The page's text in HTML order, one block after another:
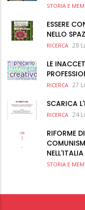
STORIA E
ESSERE
NELLO
RICERCA 28
LE
RICERCA 27
SCARICA
RICERCA 24
RIFORME
STORIA E